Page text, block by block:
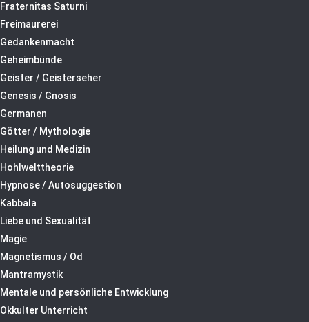
Fraternitas Saturni
Freimaurerei
Gedankenmacht
Geheimbünde
Geister / Geisterseher
Genesis / Gnosis
Germanen
Götter / Mythologie
Heilung und Medizin
Hohlwelttheorie
Hypnose / Autosuggestion
Kabbala
Liebe und Sexualität
Magie
Magnetismus / Od
Mantramystik
Mentale und persönliche Entwicklung
Okkulter Unterricht